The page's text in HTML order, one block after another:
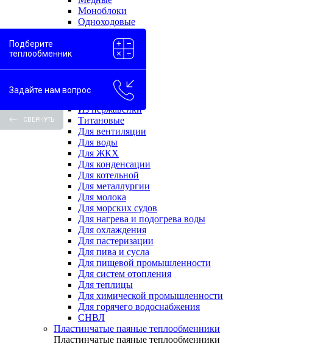
Моноблоки
Одноходовые
Проточные
Скоростные
Вода-гликоль
Водоводяные
Из нержавейки
Титановые
Для вентиляции
Для воды
Для ЖКХ
Для конденсации
Для котельной
Для металлургии
Для молока
Для морских судов
Для нагрева и подогрева воды
Для охлаждения
Для пастеризации
Для пива и сусла
Для пищевой промышленности
Для систем отопления
Для теплицы
Для химической промышленности
Для горячего водоснабжения
СНВЛ
Пластинчатые паяные теплообменники
Пластинчатые паяные теплообменники
Подберите
теплообменник
Задайте нам вопрос
СВЕРНУТЬ